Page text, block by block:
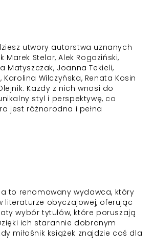
utwory autorstwa uznanych
Marek Stelar, Alek Rogoziński,
Matyszczak, Joanna Tekieli,
Karolina Wilczyńska, Renata Kosin
Każdy z nich wnosi do
styl i perspektywę, co
jest różnorodna i pełna
to renomowany wydawca, który
literaturze obyczajowej, oferując
wybór tytułów, które poruszają
ich starannie dobranym
miłośnik książek znajdzie coś dla